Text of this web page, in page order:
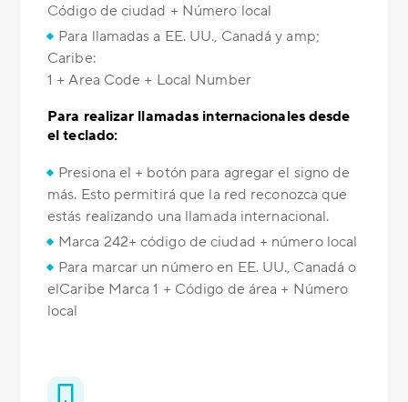
Código de ciudad + Número local
Para llamadas a EE. UU., Canadá y amp;
Caribe:
1 + Area Code + Local Number
Para realizar llamadas internacionales desde
el teclado:
Presiona el + botón para agregar el signo de
más. Esto permitirá que la red reconozca que
estás realizando una llamada internacional.
Marca 242+ código de ciudad + número local
Para marcar un número en EE. UU., Canadá o
elCaribe Marca 1 + Código de área + Número
local